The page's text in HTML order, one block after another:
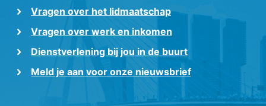
Vragen over het lidmaatschap
Vragen over werk en inkomen
Dienstverlening bij jou in de buurt
Meld je aan voor onze nieuwsbrief